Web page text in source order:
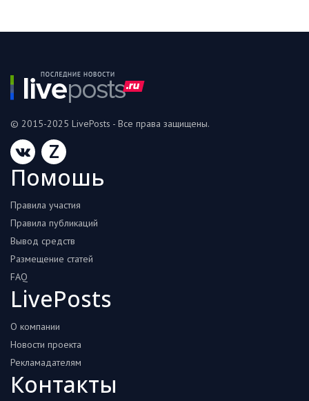
© 2015-2025 LivePosts - Все права защищены.
Z
Помошь
Правила участия
Правила публикаций
Вывод средств
Размещение статей
FAQ
LivePosts
О компании
Новости проекта
Рекламадателям
Контакты